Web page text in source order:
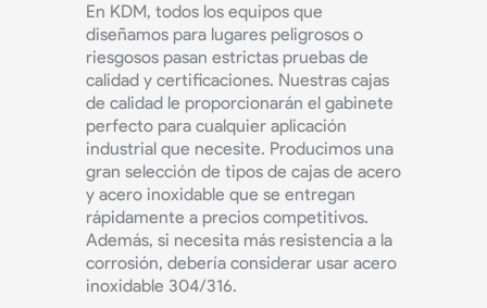
En KDM, todos los equipos que
diseñamos para lugares peligrosos o
riesgosos pasan estrictas pruebas de
calidad y certificaciones. Nuestras cajas
de calidad le proporcionarán el gabinete
perfecto para cualquier aplicación
industrial que necesite. Producimos una
gran selección de tipos de cajas de acero
y acero inoxidable que se entregan
rápidamente a precios competitivos.
Además, si necesita más resistencia a la
corrosión, debería considerar usar acero
inoxidable 304/316.